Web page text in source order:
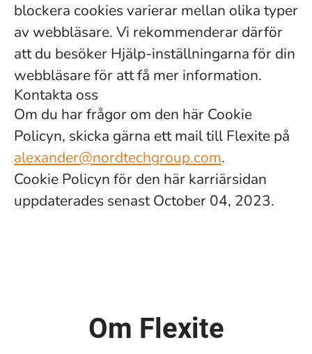
blockera cookies varierar mellan olika typer
av webbläsare. Vi rekommenderar därför
att du besöker Hjälp-inställningarna för din
webbläsare för att få mer information.
Kontakta oss
Om du har frågor om den här Cookie
Policyn, skicka gärna ett mail till Flexite på
alexander@nordtechgroup.com.
Cookie Policyn för den här karriärsidan
uppdaterades senast October 04, 2023.
Om Flexite